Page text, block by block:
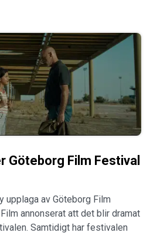
Göteborg Film Festival
upplaga av Göteborg Film
annonserat att det blir dramat
Samtidigt har festivalen